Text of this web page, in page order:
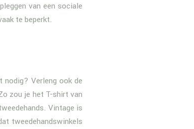
van een sociale
te beperkt.
nodig? Verleng ook de
zou je het T-shirt van
Vintage is
tweedehandswinkels